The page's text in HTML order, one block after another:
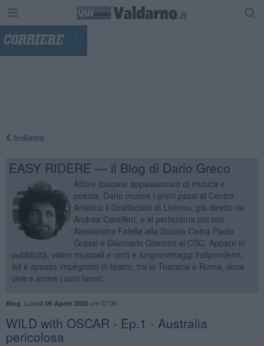
Indietro
EASY RIDERE — il Blog di Dario Greco
Attore toscano appassionato di musica e
poesia, Dario muove i primi passi al Centro
Artistico il Grattacielo di Livorno, già diretto da
Andrea Camilleri, e si perfeziona poi con
Alessandra Faiella alla Scuola Civica Paolo
Grassi e Giancarlo Giannini al CSC. Appare in
pubblicità, video musicali e corti e lungometraggi indipendenti,
ed è spesso impegnato in teatro, tra la Toscana e Roma, dove
vive e scrive i suoi lavori.
Blog Lunedì 06 Aprile 2020ore 07:30
WILD with OSCAR - Ep.1 - Australia
pericolosa